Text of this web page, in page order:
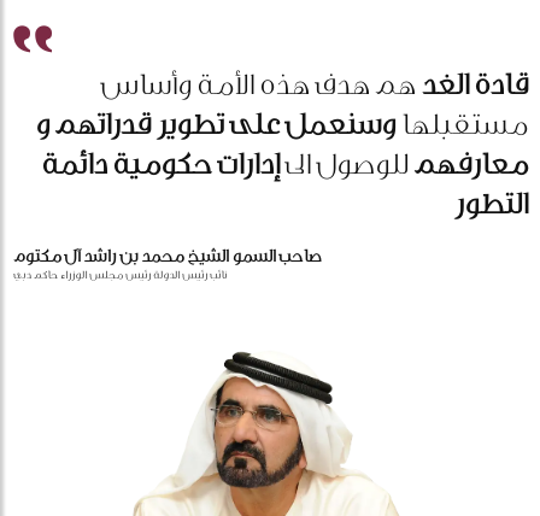
قادة الغدهم هدف هذه الأمة وأساس
مستقبلهاوسنعمل على تطوير قدراتهم و
معارفهمللوصول الىإدارات حكومية دائمة
التطور
صاحب السمو الشيخ محمد بن راشد آل مكتوم
نائب رئيس الدولة رئيس مجلس الوزراء حاكم دبي